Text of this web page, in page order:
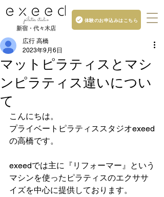
pilates studio 体験のお申込みはこちら
新宿・代々木店
マットピラティスとマシ
ンピラティス違いについ
て
広行 高橋
2023年9月6日
こんにちは。
プライベートピラティススタジオexeed
の高橋です。
exeedでは主に『リフォーマー』という
マシンを使ったピラティスのエクササ
イズを中心に提供しております。